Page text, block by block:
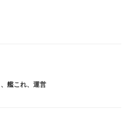
、 艦これ、 運営